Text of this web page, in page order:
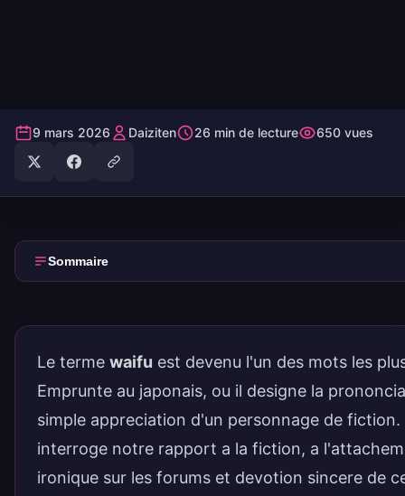
9 mars 2026 Daiziten 26 min de lecture 650 vues
Sommaire
Le terme waifu est devenu l'un des mots les
Emprunte au japonais, ou il designe la
simple appreciation d'un personnage de fiction.
interroge notre rapport a la fiction, a
ironique sur les forums et devotion sincere de